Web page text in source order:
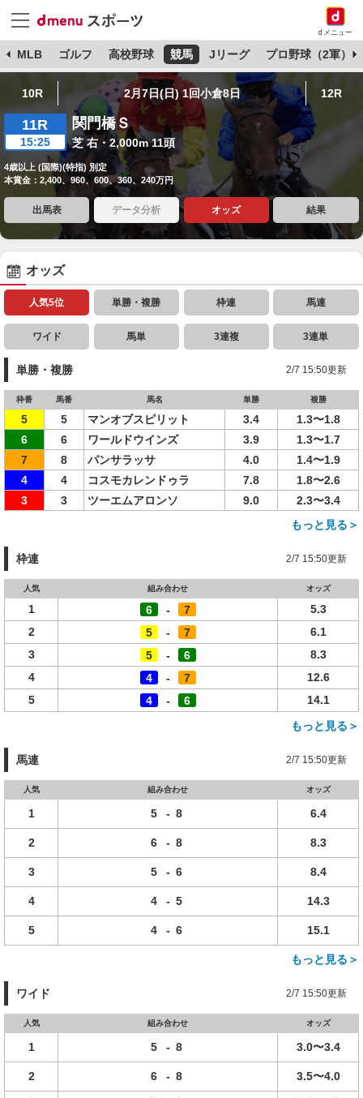
dメニュー
MLB ゴルフ 高校野球 競馬 Jリーグ プロ野球（2軍）
10R 2月7日(日) 1回小倉8日 12R
11R
15:25
関門橋Ｓ
芝 右・2,000m 11頭
4歳以上 (国際)(特指) 別定
本賞金：2,400、960、600、360、240万円
出馬表 データ分析 オッズ 結果
オッズ
人気5位 単勝・複勝 枠連 馬連
ワイド 馬単 3連複 3連単
単勝・複勝 2/7 15:50更新
枠番 馬番 馬名 単勝 複勝
5 5 マンオブスピリット 3.4
1.3〜1.8
6
6 ワールドウインズ 3.9
1.3〜1.7
7
8 パンサラッサ 4.0
1.4〜1.9
4
4 コスモカレンドゥラ 7.8
1.8〜2.6
3
3 ツーエムアロンソ 9.0
2.3〜3.4
もっと見る＞
枠連 2/7 15:50更新
人気 組み合わせ オッズ
1 6 - 7
5.3
2
5 - 7
6.1
3
5 - 6
8.3
4
4 - 7
12.6
5
4 - 6
14.1
もっと見る＞
馬連 2/7 15:50更新
人気 組み合わせ オッズ
1 5 - 8 6.4
2 6 - 8 8.3
3 5 - 6 8.4
4 4 - 5 14.3
5 4 - 6 15.1
もっと見る＞
ワイド 2/7 15:50更新
人気 組み合わせ オッズ
1 5 - 8 3.0〜3.4
2 6 - 8 3.5〜4.0